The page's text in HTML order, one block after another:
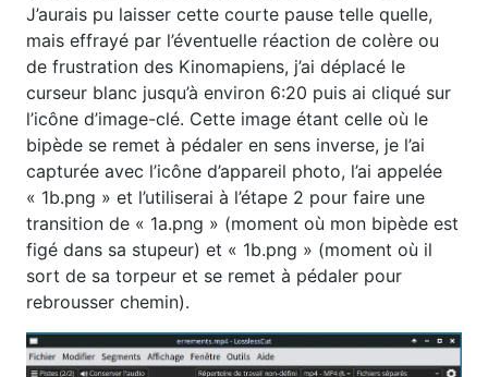
J’aurais pu laisser cette courte pause telle quelle,
mais effrayé par l’éventuelle réaction de colère ou
de frustration des Kinomapiens, j’ai déplacé le
curseur blanc jusqu’à environ 6:20 puis ai cliqué sur
l’icône d’image-clé. Cette image étant celle où le
bipède se remet à pédaler en sens inverse, je l’ai
capturée avec l’icône d’appareil photo, l’ai appelée
« 1b.png » et l’utiliserai à l’étape 2 pour faire une
transition de « 1a.png » (moment où mon bipède est
figé dans sa stupeur) et « 1b.png » (moment où il
sort de sa torpeur et se remet à pédaler pour
rebrousser chemin).